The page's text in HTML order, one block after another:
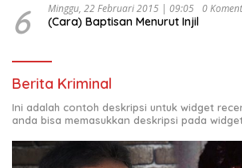
6 Minggu, 22 Februari 2015 | 09:05 0
(Cara) Baptisan Menurut Injil
Berita Kriminal
Ini adalah contoh deskripsi untuk widget
anda bisa memasukkan deskripsi pada